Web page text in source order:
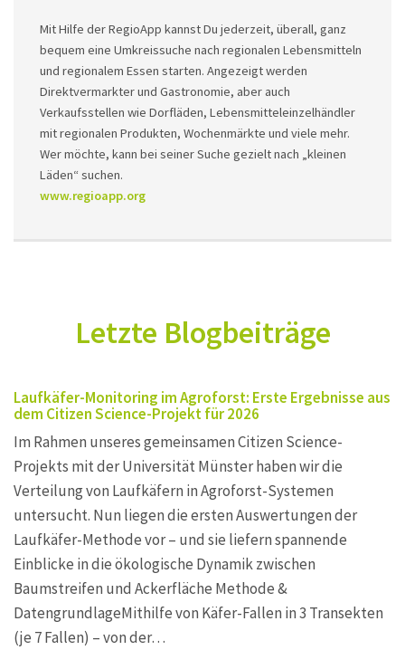
Mit Hilfe der RegioApp kannst Du jederzeit, überall, ganz
bequem eine Umkreissuche nach regionalen Lebensmitteln
und regionalem Essen starten. Angezeigt werden
Direktvermarkter und Gastronomie, aber auch
Verkaufsstellen wie Dorfläden, Lebensmitteleinzelhändler
mit regionalen Produkten, Wochenmärkte und viele mehr.
Wer möchte, kann bei seiner Suche gezielt nach „kleinen
Läden“ suchen.
www.regioapp.org
Letzte Blogbeiträge
Laufkäfer-Monitoring im Agroforst: Erste Ergebnisse aus
dem Citizen Science-Projekt für 2026
Im Rahmen unseres gemeinsamen Citizen Science-
Projekts mit der Universität Münster haben wir die
Verteilung von Laufkäfern in Agroforst-Systemen
untersucht. Nun liegen die ersten Auswertungen der
Laufkäfer-Methode vor – und sie liefern spannende
Einblicke in die ökologische Dynamik zwischen
Baumstreifen und Ackerfläche Methode &
DatengrundlageMithilfe von Käfer-Fallen in 3 Transekten
(je 7 Fallen) – von der…